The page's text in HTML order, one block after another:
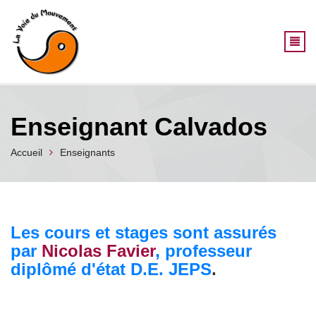
Enseignant Calvados
Accueil Enseignants
Les cours et stages sont assurés
par Nicolas Favier, professeur
diplômé d'état D.E. JEPS.